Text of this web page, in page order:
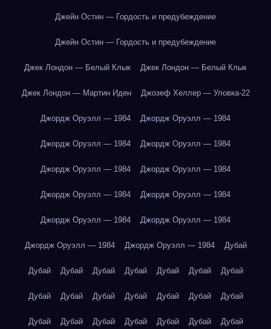
Джейн Остин — Гордость и предубеждение
Джейн Остин — Гордость и предубеждение
Джек Лондон — Белый Клык Джек Лондон — Белый Клык
Джек Лондон — Мартин Иден Джозеф Хеллер — Уловка-22
Джордж Оруэлл — 1984 Джордж Оруэлл — 1984
Джордж Оруэлл — 1984 Джордж Оруэлл — 1984
Джордж Оруэлл — 1984 Джордж Оруэлл — 1984
Джордж Оруэлл — 1984 Джордж Оруэлл — 1984
Джордж Оруэлл — 1984 Джордж Оруэлл — 1984
Джордж Оруэлл — 1984 Джордж Оруэлл — 1984 Дубай
Дубай Дубай Дубай Дубай Дубай Дубай Дубай
Дубай Дубай Дубай Дубай Дубай Дубай Дубай
Дубай Дубай Дубай Дубай Дубай Дубай Дубай